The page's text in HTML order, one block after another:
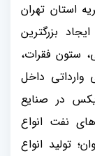
استان تهران
بزرگترین
ستون فقرات،
وارداتی داخل
در صنایع
نفت انواع
تولید انواع